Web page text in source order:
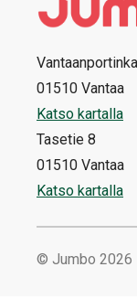
01510 Vantaa
Katso kartalla
Tasetie 8
01510 Vantaa
Katso kartalla
© Jumbo 2026